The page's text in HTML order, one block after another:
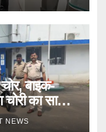
बाइक-
का सामान
NEWS